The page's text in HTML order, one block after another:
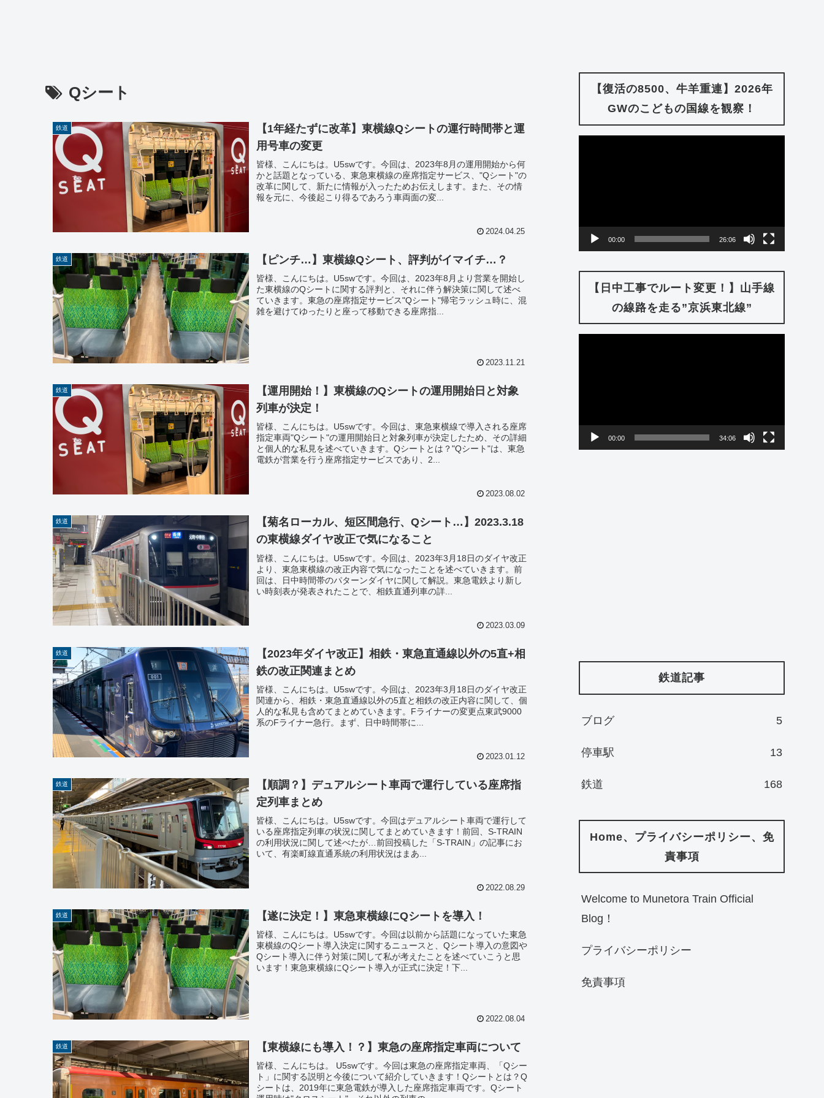
Qシート
鉄道
【1年経たずに改革】東横線Qシートの運行時間帯と運
用号車の変更
皆様、こんにちは。U5swです。今回は、2023年8月の運用開始から何
かと話題となっている、東急東横線の座席指定サービス、"Qシート"の
改革に関して、新たに情報が入ったためお伝えします。また、その情
報を元に、今後起こり得るであろう車両面の変...
2024.04.25
鉄道 【ピンチ…】東横線Qシート、評判がイマイチ…？
皆様、こんにちは。U5swです。今回は、2023年8月より営業を開始し
た東横線のQシートに関する評判と、それに伴う解決策に関して述べ
ていきます。東急の座席指定サービス"Qシート"帰宅ラッシュ時に、混
雑を避けてゆったりと座って移動できる座席指...
2023.11.21
鉄道
【運用開始！】東横線のQシートの運用開始日と対象
列車が決定！
皆様、こんにちは。U5swです。今回は、東急東横線で導入される座席
指定車両"Qシート"の運用開始日と対象列車が決定したため、その詳細
と個人的な私見を述べていきます。Qシートとは？"Qシート"は、東急
電鉄が営業を行う座席指定サービスであり、2...
2023.08.02
鉄道
【菊名ローカル、短区間急行、Qシート…】2023.3.18
の東横線ダイヤ改正で気になること
皆様、こんにちは。U5swです。今回は、2023年3月18日のダイヤ改正
より、東急東横線の改正内容で気になったことを述べていきます。前
回は、日中時間帯のパターンダイヤに関して解説。東急電鉄より新し
い時刻表が発表されたことで、相鉄直通列車の詳...
2023.03.09
鉄道
【2023年ダイヤ改正】相鉄・東急直通線以外の5直+相
鉄の改正関連まとめ
皆様、こんにちは。U5swです。今回は、2023年3月18日のダイヤ改正
関連から、相鉄・東急直通線以外の5直と相鉄の改正内容に関して、個
人的な私見も含めてまとめていきます。Fライナーの変更点東武9000
系のFライナー急行。まず、日中時間帯に...
2023.01.12
鉄道
【順調？】デュアルシート車両で運行している座席指
定列車まとめ
皆様、こんにちは。U5swです。今回はデュアルシート車両で運行して
いる座席指定列車の状況に関してまとめていきます！前回、S-TRAIN
の利用状況に関して述べたが…前回投稿した「S-TRAIN」の記事にお
いて、有楽町線直通系統の利用状況はまあ...
2022.08.29
鉄道 【遂に決定！】東急東横線にQシートを導入！
皆様、こんにちは。U5swです。今回は以前から話題になっていた東急
東横線のQシート導入決定に関するニュースと、Qシート導入の意図や
Qシート導入に伴う対策に関して私が考えたことを述べていこうと思
います！東急東横線にQシート導入が正式に決定！下...
2022.08.04
鉄道 【東横線にも導入！？】東急の座席指定車両について
皆様、こんにちは。 U5swです。今回は東急の座席指定車両、「Qシー
ト」に関する説明と今後について紹介していきます！Qシートとは？Q
シートは、2019年に東急電鉄が導入した座席指定車両です。Qシート
【復活の8500、牛羊重連】2026年
GWのこどもの国線を観察！
00:00 26:06
【日中工事でルート変更！】山手線
の線路を走る”京浜東北線”
00:00 34:06
鉄道記事
ブログ 5
停車駅 13
鉄道 168
Home、プライバシーポリシー、免
責事項
Welcome to Munetora Train Official
Blog！
プライバシーポリシー
免責事項